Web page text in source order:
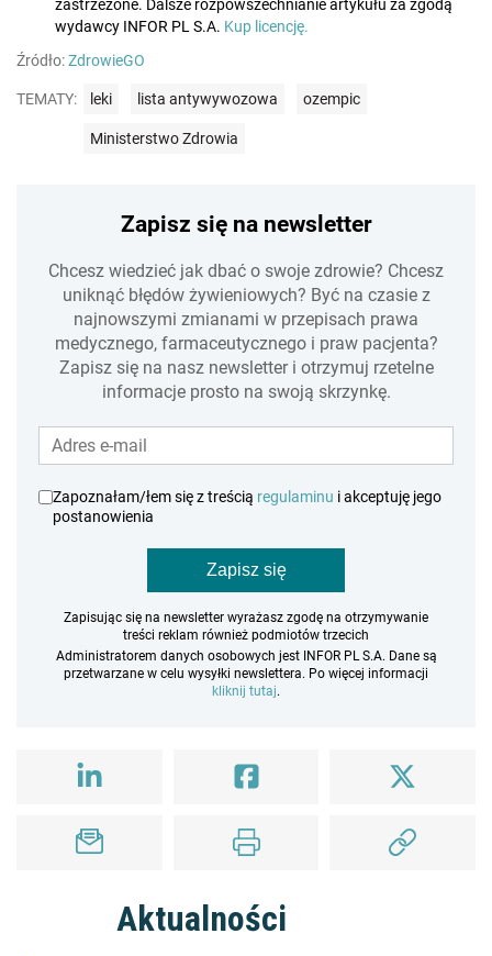
zastrzeżone. Dalsze rozpowszechnianie artykułu za zgodą
wydawcy INFOR PL S.A. Kup licencję.
Źródło:ZdrowieGO
TEMATY: leki lista antywywozowa ozempic
Ministerstwo Zdrowia
Zapisz się na newsletter
Chcesz wiedzieć jak dbać o swoje zdrowie? Chcesz
uniknąć błędów żywieniowych? Być na czasie z
najnowszymi zmianami w przepisach prawa
medycznego, farmaceutycznego i praw pacjenta?
Zapisz się na nasz newsletter i otrzymuj rzetelne
informacje prosto na swoją skrzynkę.
Zapoznałam/łem się z treścią regulaminu i akceptuję jego
postanowienia
Zapisz się
Zapisując się na newsletter wyrażasz zgodę na otrzymywanie
treści reklam również podmiotów trzecich
Administratorem danych osobowych jest INFOR PL S.A. Dane są
przetwarzane w celu wysyłki newslettera. Po więcej informacji
kliknij tutaj.
Aktualności